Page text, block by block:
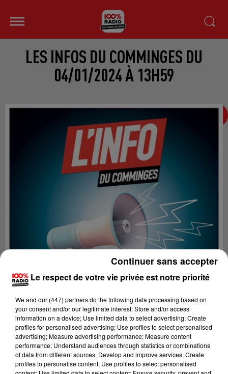
LES INFOS DU COMMINGES DU
04/01/2024 À 13H59
Le respect de votre vie privée est notre priorité
We and our (447) partnersdo the following data processing based on
your consent and/or our legitimate interest: Store and/or access
information on a device; Use limited data to select advertising; Create
profiles for personalised advertising; Use profiles to select personalised
advertising; Measure advertising performance; Measure content
performance; Understand audiences through statistics or combinations
of data from different sources; Develop and improve services; Create
profiles to personalise content; Use profiles to select personalised
Continuer sans accepter